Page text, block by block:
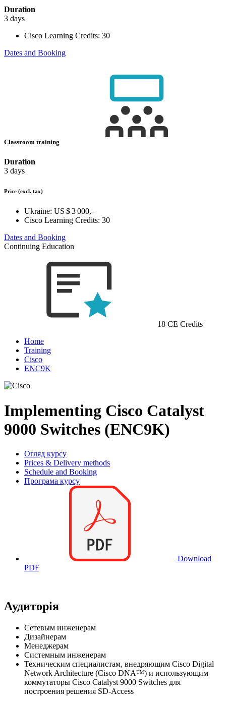
Duration
3 days
Cisco Learning Credits: 30
Dates and Booking
Classroom training
Duration
3 days
Price (excl. tax)
Ukraine: US $ 3 000,–
Cisco Learning Credits: 30
Dates and Booking
Continuing Education
18 CE Credits
Home
Training
Cisco
ENC9K
Implementing Cisco Catalyst
9000 Switches (ENC9K)
Огляд курсу
Prices & Delivery methods
Schedule and Booking
Програма курсу
Download
PDF
Аудиторія
Сетевым инженерам
Дизайнерам
Менеджерам
Системным инженерам
Техническим специалистам, внедряющим Cisco Digital
Network Architecture (Cisco DNA™) и использующим
коммутаторы Cisco Catalyst 9000 Switches для
построения решения SD-Access